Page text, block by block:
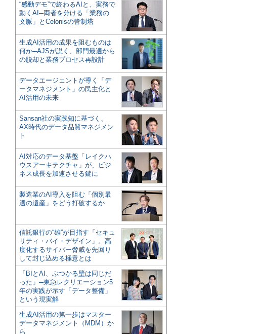
“感動デモ”で終わるAIと、実務で
動くAI─両者を分ける「業務の
文脈」とCelonisの管制塔
生成AI活用の成果を阻むものは
何か─AJSが説く、部門最適から
の脱却と業務プロセス再設計
データエージェントが導く「デ
ータマネジメント」の民主化と
AI活用の未来
Sansan社の実践知に基づく、
AX時代のデータ品質マネジメン
ト
AI対応のデータ基盤「レイクハ
ウスアーキテクチャ」が、ビジ
ネス成長を加速させる鍵に
製造業のAI導入を阻む「個別最
適の遺産」をどう打破するか
信託銀行の“雄”が目指す「セキュ
リティ・バイ・デザイン」。高
度化するサイバー脅威を先回り
して封じ込める極意とは
「BIとAI、ぶつかる壁は同じだ
った」─東急レクリエーション5
年の実践が示す「データ整備」
という現実解
生成AI活用の第一歩はマスター
データマネジメント（MDM）か
ら